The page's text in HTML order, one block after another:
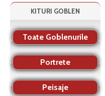
KITURI GOBLEN
Toate Goblenurile
Portrete
Peisaje